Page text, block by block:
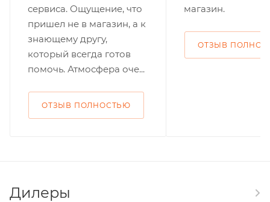
сервиса. Ощущение, что
пришел не в магазин, а к
знающему другу,
который всегда готов
помочь. Атмосфера оче...
ОТЗЫВ ПОЛНОСТЬЮ
магазин.
ОТЗЫВ
Дилеры